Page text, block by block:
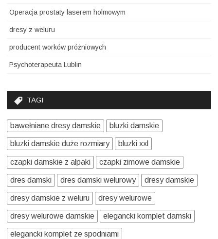
Operacja prostaty laserem holmowym
dresy z weluru
producent worków próżniowych
Psychoterapeuta Lublin
TAGI
bawełniane dresy damskie bluzki damskie
bluzki damskie duże rozmiary bluzki xxl
czapki damskie z alpaki czapki zimowe damskie
dres damski dres damski welurowy dresy damskie
dresy damskie z weluru dresy welurowe
dresy welurowe damskie elegancki komplet damski
elegancki komplet ze spodniami